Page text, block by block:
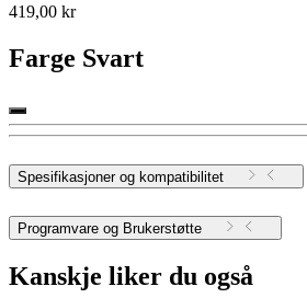
419,00 kr
Farge Svart
Spesifikasjoner og kompatibilitet
Programvare og Brukerstøtte
Kanskje liker du også